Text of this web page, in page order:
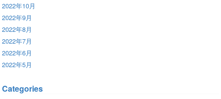
2022年10月
2022年9月
2022年8月
2022年7月
2022年6月
2022年5月
Categories